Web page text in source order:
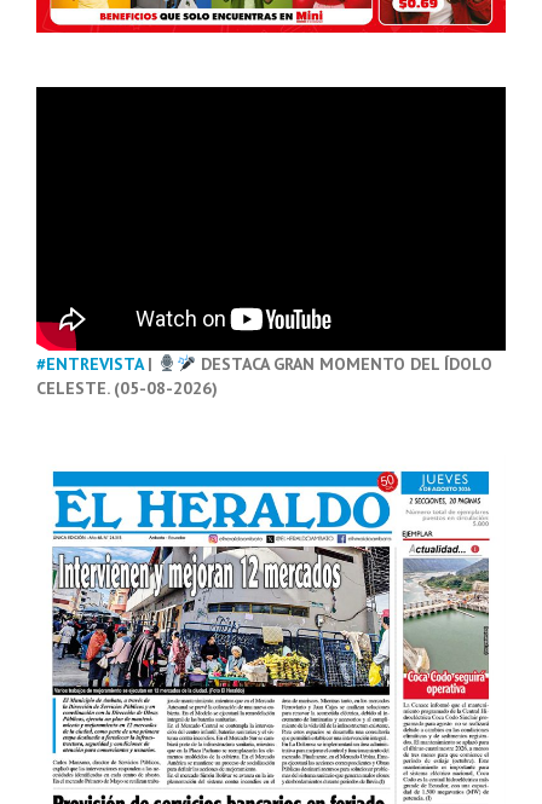
#ENTREVISTA|
DESTACA GRAN MOMENTO DEL ÍDOLO
CELESTE. (05-08-2026)